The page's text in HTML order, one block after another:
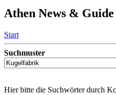
Athen News & Guide
Start
Suchmuster
Hier bitte die Suchwörter durch